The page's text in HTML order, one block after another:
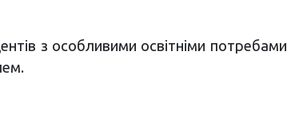
з особливими освітніми потребами